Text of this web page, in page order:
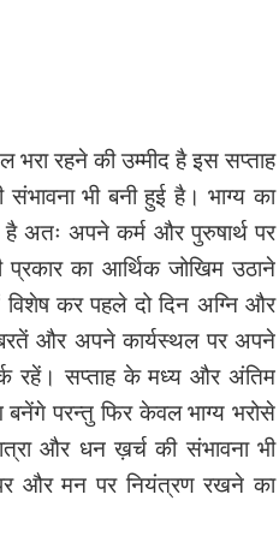
रहने की उम्मीद है इस सप्ताह
भी बनी हुई है। भाग्य का
है अतः अपने कर्म और पुरुषार्थ पर
का आर्थिक जोखिम उठाने
विशेष कर पहले दो दिन अग्नि और
और अपने कार्यस्थल पर अपने
रहें। सप्ताह के मध्य और अंतिम
परन्तु फिर केवल भाग्य भरोसे
और धन ख़र्च की संभावना भी
और मन पर नियंत्रण रखने का